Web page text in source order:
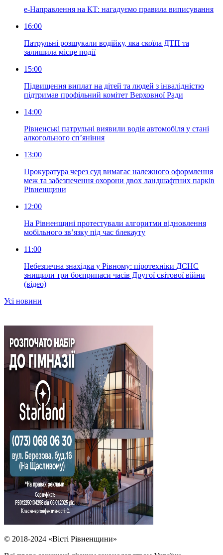
е-Направлення на КТ: нагадуємо правила виписування
16:00
Патрульні розшукали водійку, яка скоїла ДТП та
залишила місце події
15:00
Підвищення виплат на дітей та людей з інвалідністю
підтримав профільний комітет Верховної Ради
14:00
Рівненські патрульні виявили водія автомобіля у стані
алкогольного сп’яніння
13:00
Прокуратура через суд вимагає належного оформлення
меж та забезпечення охорони двох ландшафтних парків
Рівненщини
12:00
На Рівненщині протестували алгоритми відновлення
мобільного зв’язку під час блекауту
11:00
Небезпечна знахідка у Рівному: піротехніки ДСНС
знищили три боєприпаси часів Другої світової війни
(відео)
Усi новини
© 2018-2024 «Вісті Рівненщини»